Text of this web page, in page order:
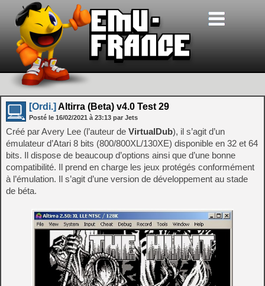
[Ordi.] Altirra (Beta) v4.0 Test 29
Posté le 16/02/2021 à 23:13 par Jets
Créé par Avery Lee (l’auteur de VirtualDub), il s’agit d’un
émulateur d’Atari 8 bits (800/800XL/130XE) disponible en 32 et 64
bits. Il dispose de beaucoup d’options ainsi que d’une bonne
compatibilité. Il prend en charge les jeux protégés conformément
à l’émulation. Il s’agit d’une version de développement au stade
de béta.